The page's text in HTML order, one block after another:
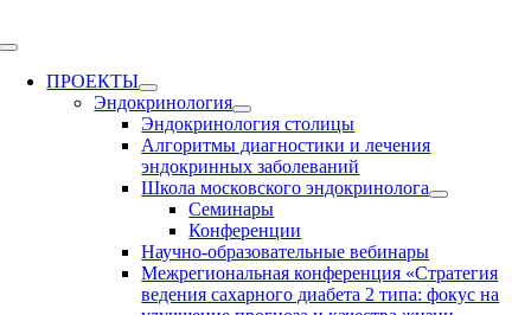
to
Toggle
NavigationПРОЕКТЫ
Эндокринология
Эндокринология столицы
Алгоритмы диагностики и лечения
эндокринных заболеваний
Школа московского эндокринолога
Семинары
Конференции
Научно-образовательные вебинары
Межрегиональная конференция «Стратегия
ведения сахарного диабета 2 типа: фокус на